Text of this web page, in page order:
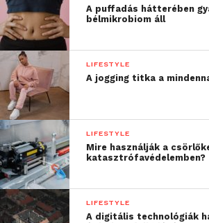
A puffadás hátterében
bélmikrobiom áll
LIFESTYLE
A jogging titka a
LIFESTYLE
Mire használják a
katasztrófavédelemben?
LIFESTYLE
A digitális technológiák